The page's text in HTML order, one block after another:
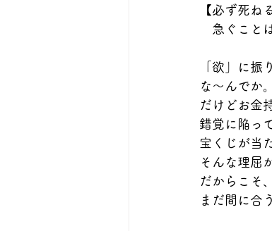
【必ず死ね
急ぐこと
「欲」に振
な〜んでか
だけどお金
錯覚に陥っ
宝くじが当
そんな理屈
だからこそ
まだ間に合